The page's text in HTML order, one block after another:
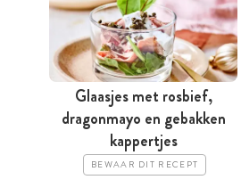
Glaasjes met rosbief,
dragon­mayo en gebakken
kappertjes
BEWAAR DIT RECEPT